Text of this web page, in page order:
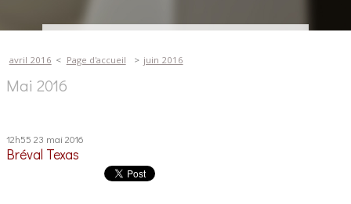
avril 2016 Page d'accueil juin 2016
Mai 2016
12h55 23 mai 2016
Bréval Texas